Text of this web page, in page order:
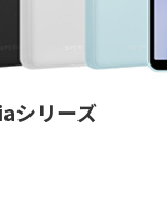
シリーズ